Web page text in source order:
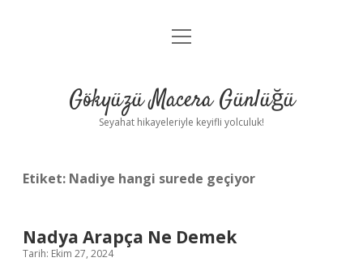
Anasayfa
Yasal Uyarı
menüyü
Gökyüzü Macera Günlüğü
Seyahat hikayeleriyle keyifli yolculuk!
Etiket: Nadiye hangi surede geçiyor
Nadya Arapça Ne Demek
Tarih: Ekim 27, 2024